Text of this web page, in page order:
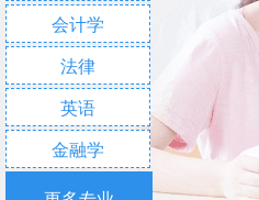
会计学
法律
英语
金融学